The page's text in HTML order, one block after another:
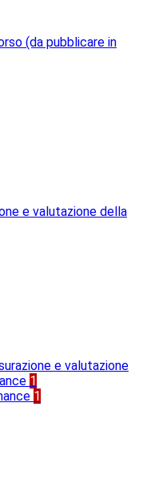
(da pubblicare in
e valutazione della
e valutazione
1
1